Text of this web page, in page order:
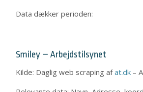
Data dækker perioden:
Smiley – Arbejdstilsynet
Kilde: Daglig web scraping afat.dk –